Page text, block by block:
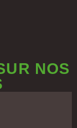
NOS